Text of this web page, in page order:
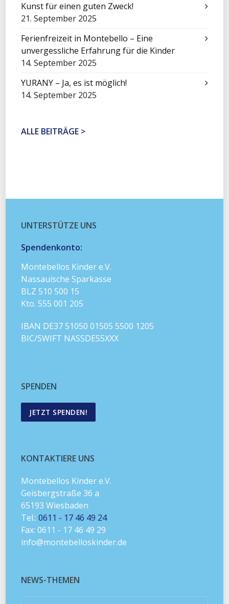
Kunst für einen guten Zweck!
21. September 2025
Ferienfreizeit in Montebello – Eine
unvergessliche Erfahrung für die Kinder
14. September 2025
YURANY – Ja, es ist möglich!
14. September 2025
ALLE BEITRÄGE >
UNTERSTÜTZE UNS
Spendenkonto:
Montebellos Kinder e.V.
Nassauische Sparkasse
BLZ 510 500 15
Kto. 555 001 205
IBAN DE37 51050 01505 5500 1205
BIC/SWIFT NASSDE55XXX
SPENDEN
JETZT SPENDEN!
KONTAKTIERE UNS
Montebellos Kinder e.V.
Geisbergstraße 36 a
65193 Wiesbaden
Tel.:0611 - 17 46 49 24
Fax: 0611 - 17 46 49 29
info@montebelloskinder.de
NEWS-THEMEN